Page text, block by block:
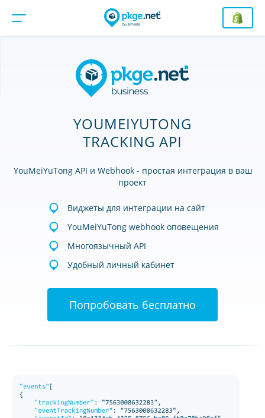
YOUMEIYUTONG
TRACKING API
YouMeiYuTong API и Webhook - простая интеграция в ваш
проект
Виджеты для интеграции на сайт
YouMeiYuTong webhook оповещения
Многоязычный API
Удобный личный кабинет
Попробовать бесплатно